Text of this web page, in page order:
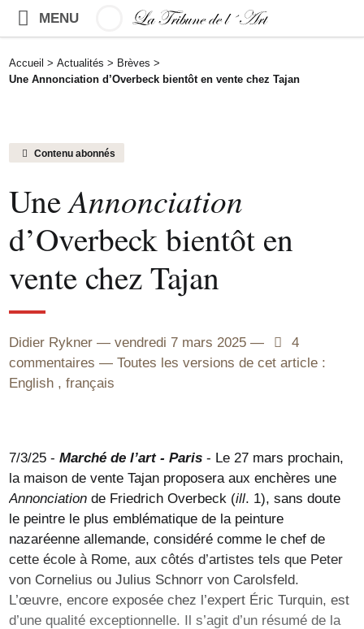
MENU
Accueil > Actualités > Brèves >
Une Annonciation d’Overbeck bientôt en vente chez Tajan
Contenu abonnés
UneAnnonciation
d’Overbeck bientôt en
vente chez Tajan
Didier Rykner vendredi 7 mars 2025 4
4
commentaires
Toutes les versions de cet article :
English ,français
7/3/25 -Marché de l’art - Paris - Le 27 mars prochain,
la maison de vente Tajan proposera aux enchères une
Annonciation de Friedrich Overbeck (ill. 1), sans doute
le peintre le plus emblématique de la peinture
nazaréenne allemande, considéré comme le chef de
cette école à Rome, aux côtés d’artistes tels que Peter
von Cornelius ou Julius Schnorr von Carolsfeld.
L’œuvre, encore exposée chez l’expert Éric Turquin, est
d’une qualité exceptionnelle. Il s’agit d’un résumé de la